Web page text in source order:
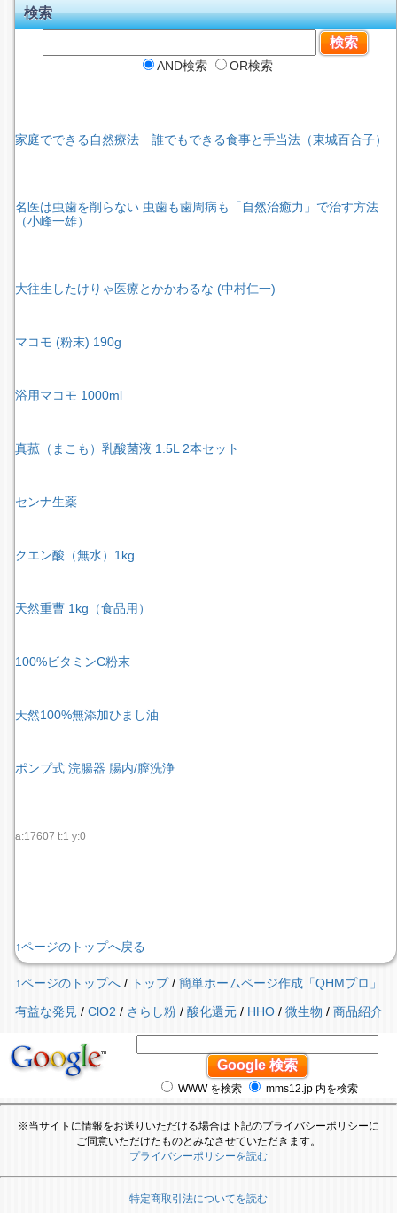
検索
AND検索 OR検索
家庭でできる自然療法 誰でもできる食事と手当法（東城百合子）
名医は虫歯を削らない 虫歯も歯周病も「自然治癒力」で治す方法
（小峰一雄）
大往生したけりゃ医療とかかわるな (中村仁一)
マコモ (粉末) 190g
浴用マコモ 1000ml
真菰（まこも）乳酸菌液 1.5L 2本セット
センナ生薬
クエン酸（無水）1kg
天然重曹 1kg（食品用）
100%ビタミンC粉末
天然100%無添加ひまし油
ポンプ式 浣腸器 腸内/膣洗浄
a:17607 t:1 y:0
↑ページのトップへ戻る
↑ページのトップへ / トップ/ 簡単ホームページ作成「QHMプロ」
有益な発見/ ClO2 / さらし粉/ 酸化還元/ HHO/ 微生物 / 商品紹介
WWW を検索 mms12.jp 内を検索
※当サイトに情報をお送りいただける場合は下記のプライバシーポリシーに
ご同意いただけたものとみなさせていただきます。
プライバシーポリシーを読む
特定商取引法についてを読む